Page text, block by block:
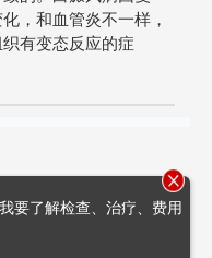
，和血管炎不一样，
有变态反应的症
要了解检查、治疗、费用